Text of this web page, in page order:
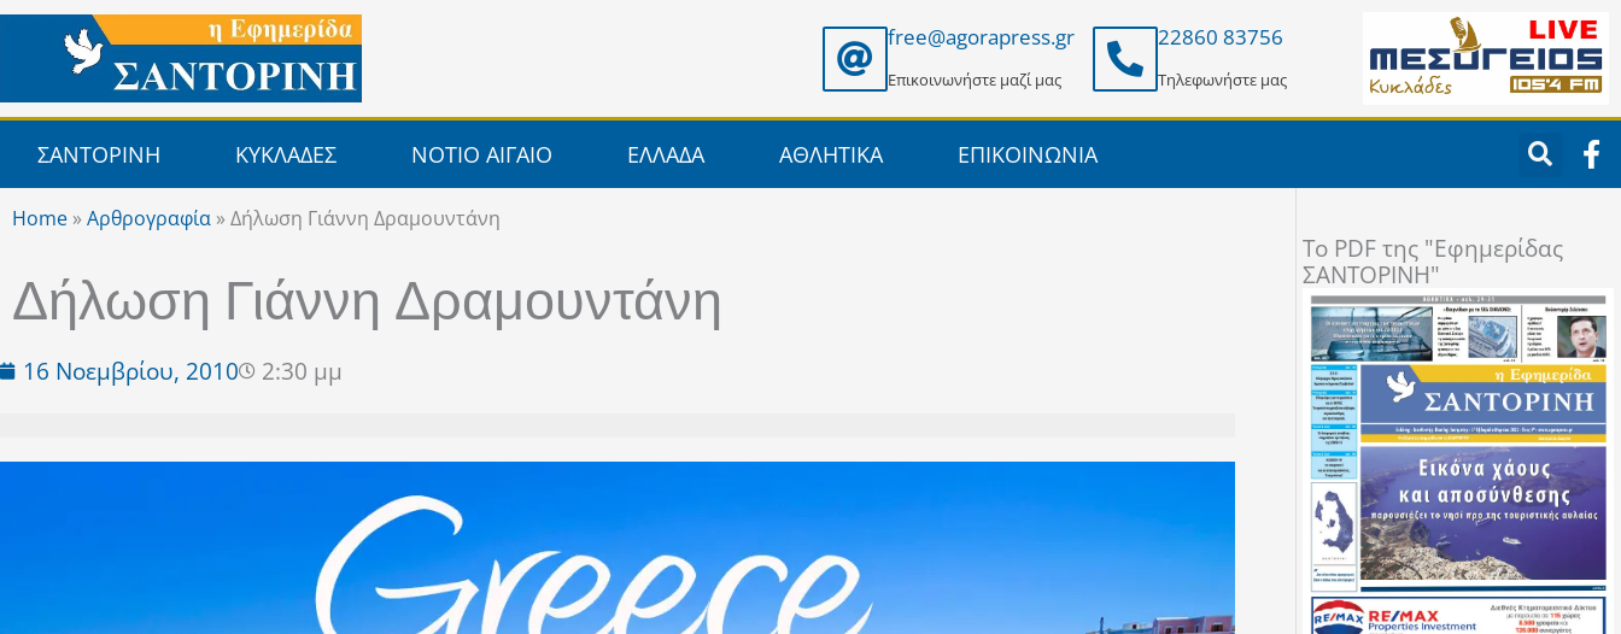
Μετάβαση
περιεχόμενο
free@agorapress.gr
Επικοινωνήστε μαζί μας
22860 83756
Τηλεφωνήστε μας
ΣΑΝΤΟΡΙΝΗ ΚΥΚΛΑΔΕΣ ΝΟΤΙΟ ΑΙΓΑΙΟ ΕΛΛΑΔΑ ΑΘΛΗΤΙΚΑ ΕΠΙΚΟΙΝΩΝΙΑ F
a
c
o
k
-
f
Home »Αρθρογραφία »Δήλωση Γιάννη Δραμουντάνη
Δήλωση Γιάννη Δραμουντάνη
16 Νοεμβρίου, 2010 2:30 μμ
To PDF της "Εφημερίδας
ΣΑΝΤΟΡΙΝΗ"